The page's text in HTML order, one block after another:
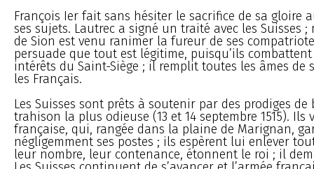
François Ier fait sans hésiter le sacrifice de sa gloire
ses sujets. Lautrec a signé un traité avec les Suisses
de Sion est venu ranimer la fureur de ses
persuade que tout est légitime, puisqu’ils
intérêts du Saint-Siège ; il remplit toutes les âmes de
les Français.
Les Suisses sont prêts à soutenir par des prodiges de
trahison la plus odieuse (13 et 14 septembre 1515). Ils
française, qui, rangée dans la plaine de Marignan,
négligemment ses postes ; ils espèrent lui enlever
leur nombre, leur contenance, étonnent le roi ; il